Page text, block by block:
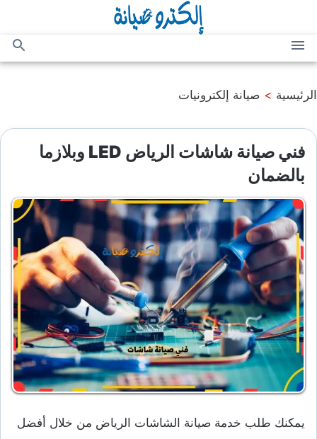
المحتوى
القائمة
بحث
الرئيسية > صيانة إلكترونيات
فني صيانة شاشات الرياض LED وبلازما
بالضمان
يمكنك طلب خدمة صيانة الشاشات الرياض من خلال أفضل